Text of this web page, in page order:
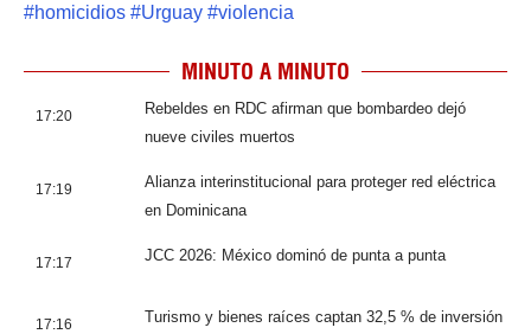
#homicidios #Urguay #violencia
MINUTO A MINUTO
17:20
Rebeldes en RDC afirman que bombardeo dejó
nueve civiles muertos
17:19
Alianza interinstitucional para proteger red eléctrica
en Dominicana
17:17 JCC 2026: México dominó de punta a punta
17:16
Turismo y bienes raíces captan 32,5 % de inversión